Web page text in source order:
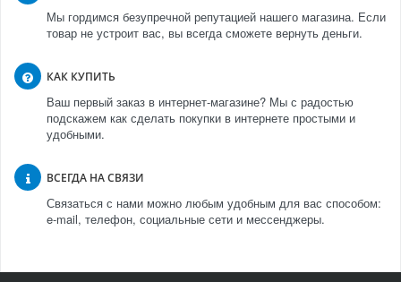
Мы гордимся безупречной репутацией нашего магазина. Если
товар не устроит вас, вы всегда сможете вернуть деньги.
КАК КУПИТЬ
Ваш первый заказ в интернет-магазине? Мы с радостью
подскажем как сделать покупки в интернете простыми и
удобными.
ВСЕГДА НА СВЯЗИ
Связаться с нами можно любым удобным для вас способом:
e-mail, телефон, социальные сети и мессенджеры.